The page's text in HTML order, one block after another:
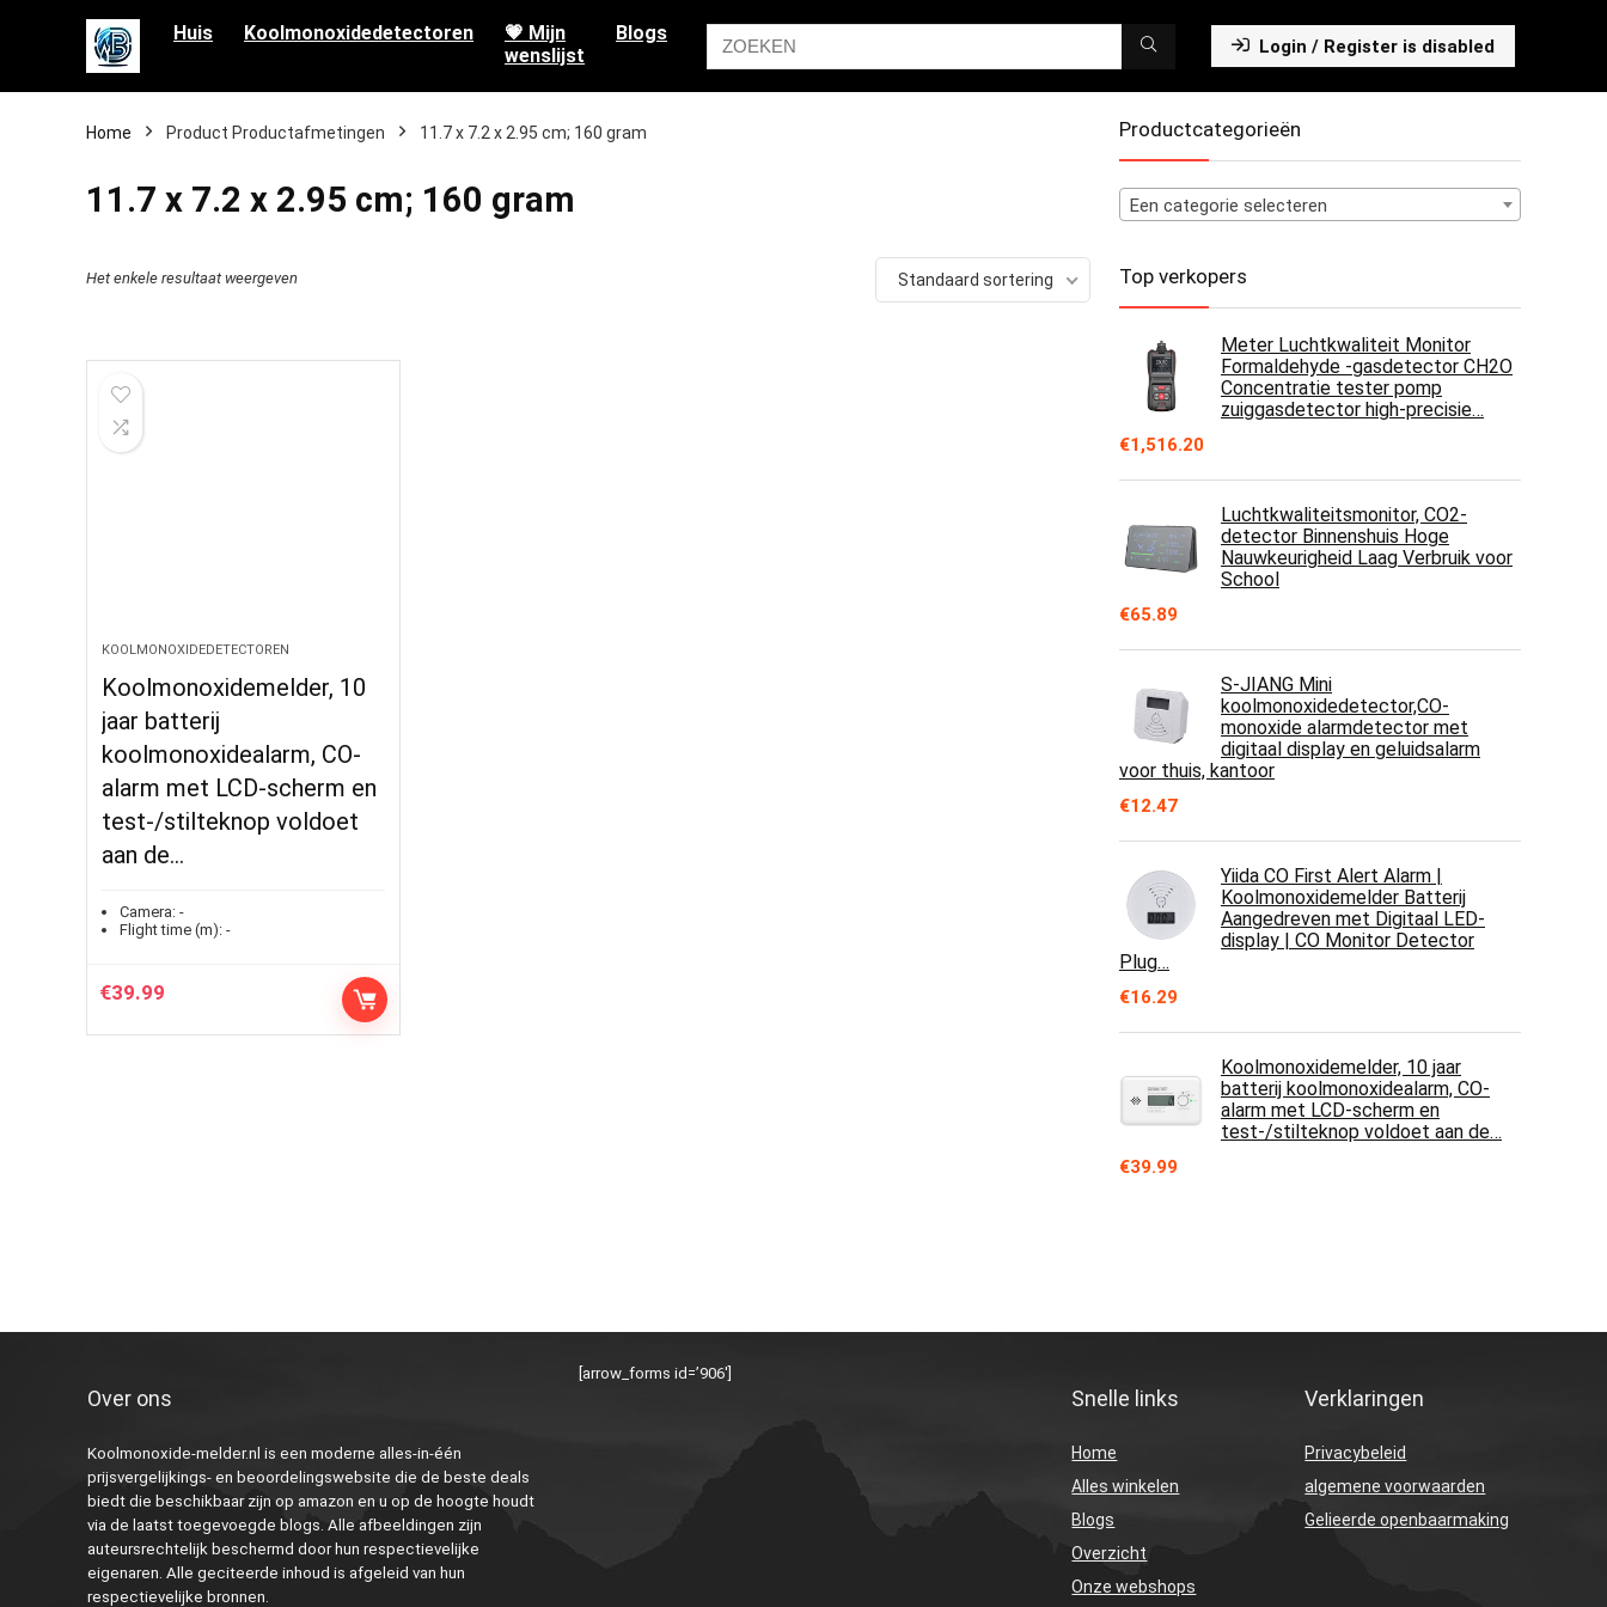
Huis Koolmonoxidedetectoren
💗 Mijn
wenslijst
Blogs
Login / Register is disabled
Home Product Productafmetingen ‎11.7 x 7.2 x 2.95 cm; 160 gram
‎11.7 x 7.2 x 2.95 cm; 160 gram
Het enkele resultaat weergeven Standaard sortering
KOOLMONOXIDEDETECTOREN
Koolmonoxidemelder, 10
jaar batterij
koolmonoxidealarm, CO-
alarm met LCD-scherm en
test-/stilteknop voldoet
aan de…
Camera: -
Flight time (m): -
€39.99
Productcategorieën
Een categorie selecteren
Top verkopers
Meter Luchtkwaliteit Monitor
Formaldehyde -gasdetector CH2O
Concentratie tester pomp
zuiggasdetector high-precisie…
€1,516.20
Luchtkwaliteitsmonitor, CO2-
detector Binnenshuis Hoge
Nauwkeurigheid Laag Verbruik voor
School
€65.89
S-JIANG Mini
koolmonoxidedetector,CO-
monoxide alarmdetector met
digitaal display en geluidsalarm
voor thuis, kantoor
€12.47
Yiida CO First Alert Alarm |
Koolmonoxidemelder Batterij
Aangedreven met Digitaal LED-
display | CO Monitor Detector
Plug…
€16.29
Koolmonoxidemelder, 10 jaar
batterij koolmonoxidealarm, CO-
alarm met LCD-scherm en
test-/stilteknop voldoet aan de…
€39.99
Over ons
Koolmonoxide-melder.nl is een moderne alles-in-één
prijsvergelijkings- en beoordelingswebsite die de beste deals
biedt die beschikbaar zijn op amazon en u op de hoogte houdt
via de laatst toegevoegde blogs. Alle afbeeldingen zijn
auteursrechtelijk beschermd door hun respectievelijke
eigenaren. Alle geciteerde inhoud is afgeleid van hun
respectievelijke bronnen.
[arrow_forms id=’906′]
Snelle links
Home
Alles winkelen
Blogs
Overzicht
Onze webshops
Verklaringen
Privacybeleid
algemene voorwaarden
Gelieerde openbaarmaking